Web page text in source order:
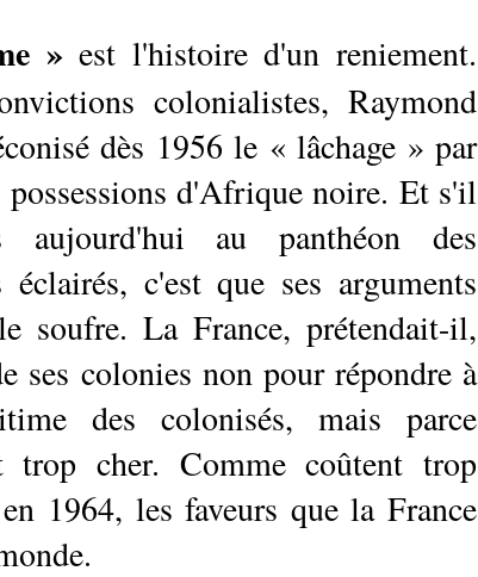
»est l'histoire d'un reniement.
colonialistes, Raymond
dès 1956 le « lâchage » par
possessions d'Afrique noire. Et s'il
au panthéon des
éclairés, c'est que ses arguments
soufre. La France, prétendait-il,
ses colonies non pour répondre à
des colonisés, mais parce
trop cher. Comme coûtent trop
1964, les faveurs que la France